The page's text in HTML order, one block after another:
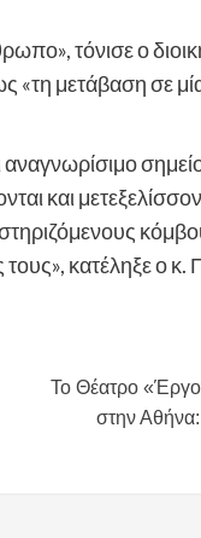
τόνισε ο
«τη μετάβαση σε
και
κατέληξε ο κ.
Το Θέατρο
στην Αθήνα: